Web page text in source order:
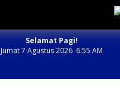
Selamat Pagi!
Jumat 7 Agustus 2026 6:55 AM